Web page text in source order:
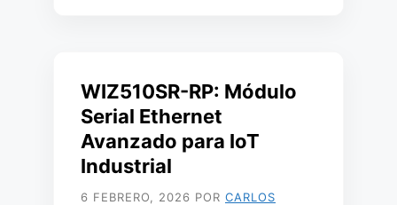
WIZ510SR-RP: Módulo
Serial Ethernet
Avanzado para IoT
Industrial
6 FEBRERO, 2026 POR CARLOS